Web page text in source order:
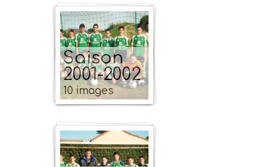
Saison
2001-2002
10 images